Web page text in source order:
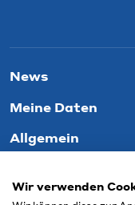
News
Meine Daten
Allgemein
Wir verwenden